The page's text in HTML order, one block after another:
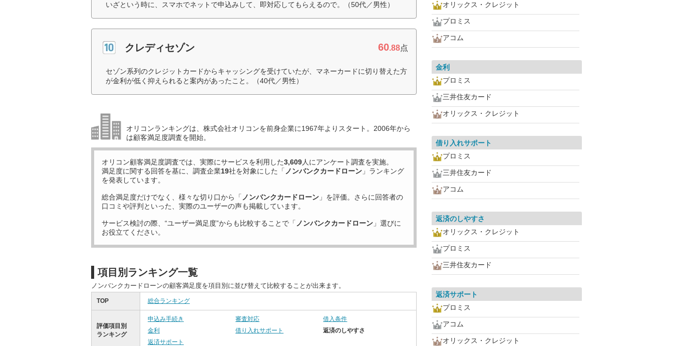
いざという時に、スマホでネットで申込みして、即対応してもらえるので。（50代／男性）
クレディセゾン 60.88点
セゾン系列のクレジットカードからキャッシングを受けていたが、マネーカードに切り替えた方
が金利が低く抑えられると案内があったこと。（40代／男性）
オリコンランキングは、株式会社オリコンを前身企業に1967年よりスタート。2006年から
は顧客満足度調査を開始。
オリコン顧客満足度調査では、実際にサービスを利用した3,609人にアンケート調査を実施。
満足度に関する回答を基に、調査企業19社を対象にした「 ノンバンクカードローン 」ランキング
を発表しています。
総合満足度だけでなく、様々な切り口から「 ノンバンクカードローン 」を評価。さらに回答者の
口コミや評判といった、実際のユーザーの声も掲載しています。
サービス検討の際、“ユーザー満足度”からも比較することで「 ノンバンクカードローン 」選びに
お役立てください。
項目別ランキング一覧
ノンバンクカードローンの顧客満足度を項目別に並び替えて比較することが出来ます。
TOP 総合ランキング
評価項目別
ランキング
申込み手続き 審査対応
借入条件
金利
借り入れサポート
返済のしやすさ
返済サポート
オリックス・クレジット
プロミス
アコム
金利
プロミス
三井住友カード
オリックス・クレジット
借り入れサポート
プロミス
三井住友カード
アコム
返済のしやすさ
オリックス・クレジット
プロミス
三井住友カード
返済サポート
プロミス
アコム
オリックス・クレジット